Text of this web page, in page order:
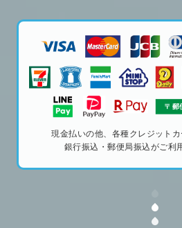
現金払いの他、各種クレジット
銀行振込・郵便局振込がご利